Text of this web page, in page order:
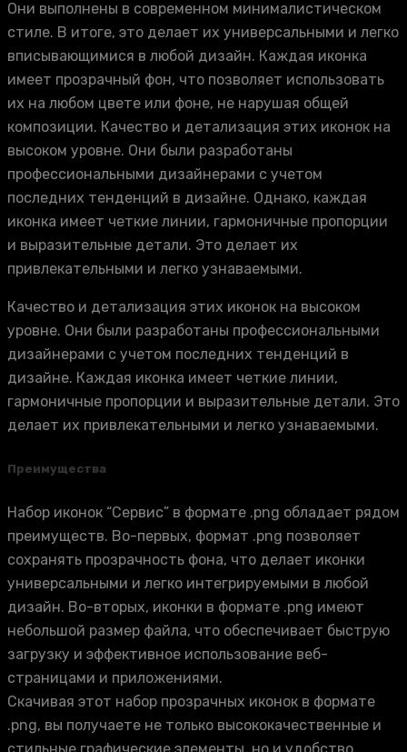
Они выполнены в современном минималистическом
стиле. В итоге, это делает их универсальными и легко
вписывающимися в любой дизайн. Каждая иконка
имеет прозрачный фон, что позволяет использовать
их на любом цвете или фоне, не нарушая общей
композиции. Качество и детализация этих иконок на
высоком уровне. Они были разработаны
профессиональными дизайнерами с учетом
последних тенденций в дизайне. Однако, каждая
иконка имеет четкие линии, гармоничные пропорции
и выразительные детали. Это делает их
привлекательными и легко узнаваемыми.
Качество и детализация этих иконок на высоком
уровне. Они были разработаны профессиональными
дизайнерами с учетом последних тенденций в
дизайне. Каждая иконка имеет четкие линии,
гармоничные пропорции и выразительные детали. Это
делает их привлекательными и легко узнаваемыми.
Преимущества
Набор иконок “Сервис” в формате .png обладает рядом
преимуществ. Во-первых, формат .png позволяет
сохранять прозрачность фона, что делает иконки
универсальными и легко интегрируемыми в любой
дизайн. Во-вторых, иконки в формате .png имеют
небольшой размер файла, что обеспечивает быструю
загрузку и эффективное использование веб-
страницами и приложениями.
Скачивая этот набор прозрачных иконок в формате
.png, вы получаете не только высококачественные и